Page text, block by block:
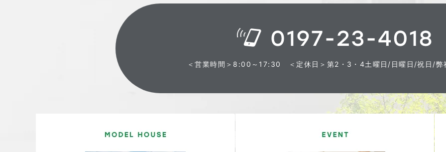
＜営業時間＞8:00～17:30 ＜定休日＞第2・3・4土曜日/日曜日/祝日/弊